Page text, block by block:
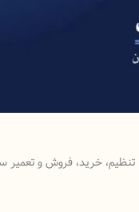
تنظیم، خرید، فروش و